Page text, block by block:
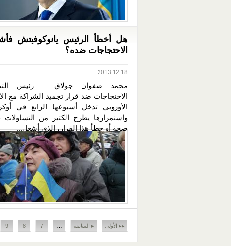
هل أخطأ الرئيس يانوكوفيتش
الاحتجاجات ضده؟
2013.12.18
محمد صفوان جولاق – رئيس
الاحتجاجات ضد قرار تجميد الشراكة مع
الأوروبي تدخل أسبوعها الرابع في
واستمرارها يطرح الكثير من
صحة أو خطأ هذا القرار، الذي أشعل...
الصفحات
▸▸ الأولى ▸ السابقة 7
8
9